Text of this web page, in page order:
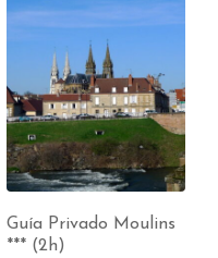
Guía Privado Moulins
*** (2h)